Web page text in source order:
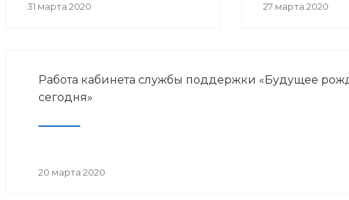
31 марта 2020 27 марта 2020
Работа кабинета службы поддержки «Будущее
сегодня»
20 марта 2020